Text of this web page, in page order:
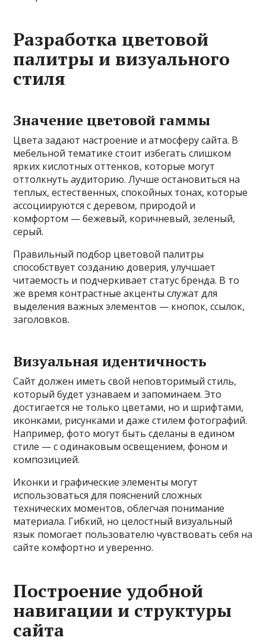
Разработка цветовой
палитры и визуального
стиля
Значение цветовой гаммы
Цвета задают настроение и атмосферу сайта. В
мебельной тематике стоит избегать слишком
ярких кислотных оттенков, которые могут
оттолкнуть аудиторию. Лучше остановиться на
теплых, естественных, спокойных тонах, которые
ассоциируются с деревом, природой и
комфортом — бежевый, коричневый, зеленый,
серый.
Правильный подбор цветовой палитры
способствует созданию доверия, улучшает
читаемость и подчеркивает статус бренда. В то
же время контрастные акценты служат для
выделения важных элементов — кнопок, ссылок,
заголовков.
Визуальная идентичность
Сайт должен иметь свой неповторимый стиль,
который будет узнаваем и запоминаем. Это
достигается не только цветами, но и шрифтами,
иконками, рисунками и даже стилем фотографий.
Например, фото могут быть сделаны в едином
стиле — с одинаковым освещением, фоном и
композицией.
Иконки и графические элементы могут
использоваться для пояснений сложных
технических моментов, облегчая понимание
материала. Гибкий, но целостный визуальный
язык помогает пользователю чувствовать себя на
сайте комфортно и уверенно.
Построение удобной
навигации и структуры
сайта